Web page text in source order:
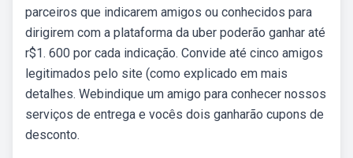
parceiros que indicarem amigos ou conhecidos para
dirigirem com a plataforma da uber poderão ganhar até
r$1. 600 por cada indicação. Convide até cinco amigos
legitimados pelo site (como explicado em mais
detalhes. Webindique um amigo para conhecer nossos
serviços de entrega e vocês dois ganharão cupons de
desconto.